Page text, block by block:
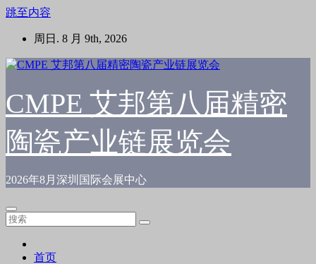
跳至内容
周日. 8 月 9th, 2026
CMPE 艾邦第八届精密
陶瓷产业链展览会
2026年8月深圳国际会展中心
首页